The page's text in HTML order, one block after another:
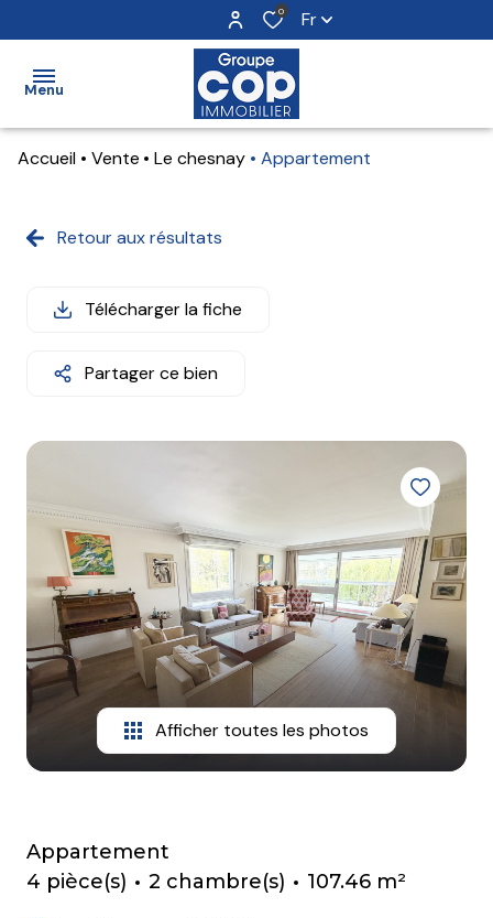
0 Fr
Menu
ventes
estimation
alerte
mail
contact
Accueil Vente Le chesnay Appartement
Retour aux résultats
Télécharger la fiche
Partager ce bien
Afficher toutes les photos
Appartement
4 pièce(s)
2 chambre(s) 107.46 m²